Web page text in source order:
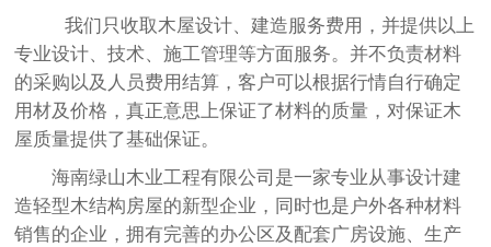
我们只收取木屋设计、建造服务费用，并提供以上
专业设计、技术、施工管理等方面服务。并不负责材料
的采购以及人员费用结算，客户可以根据行情自行确定
用材及价格，真正意思上保证了材料的质量，对保证木
屋质量提供了基础保证。
海南绿山木业工程有限公司是一家专业从事设计建
造轻型木结构房屋的新型企业，同时也是户外各种材料
销售的企业，拥有完善的办公区及配套广房设施、生产